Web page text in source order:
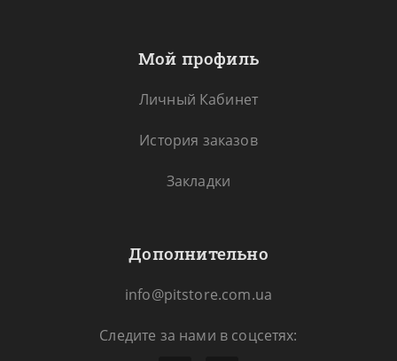
Мой профиль
Личный Кабинет
История заказов
Закладки
Дополнительно
info@pitstore.com.ua
Следите за нами в соцсетях: